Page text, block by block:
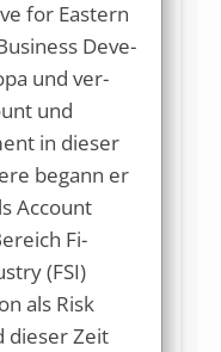
for Eas­tern
Deve­
und ver­
und
in die­ser
begann er
Account
Fi­
(FSI)
als Risk
die­ser Zeit